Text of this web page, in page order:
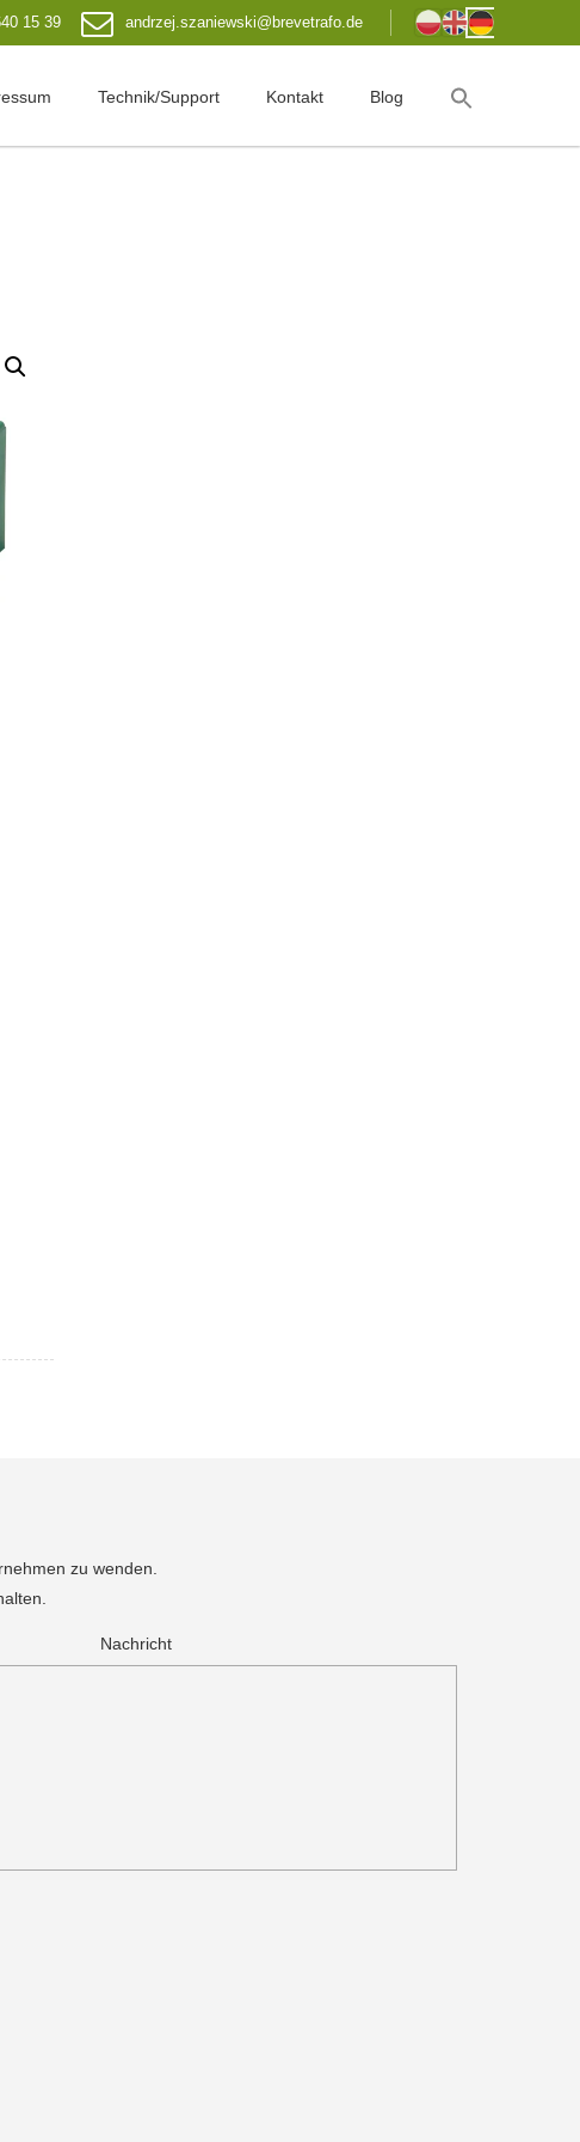
15 39 andrzej.szaniewski@brevetrafo.de
Technik/Support Kontakt Blog
zu wenden.
Nachricht